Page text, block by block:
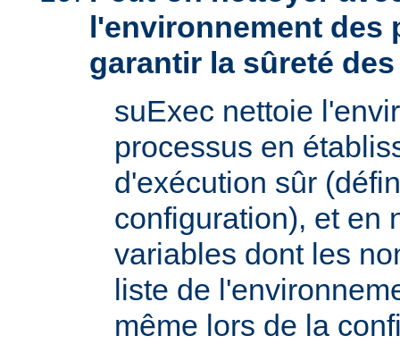
l'environnement des
garantir la sûreté
suExec nettoie
processus en
d'exécution sûr
configuration), et en
variables dont les
liste de
même lors de la